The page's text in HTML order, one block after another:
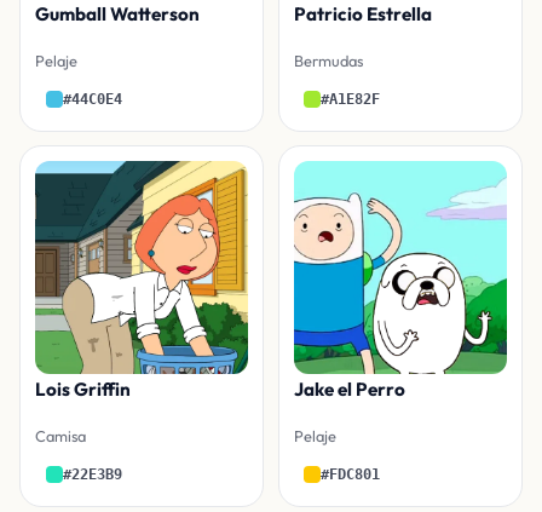
Gumball Watterson
Pelaje
#44C0E4
Patricio Estrella
Bermudas
#A1E82F
Lois Griffin
Camisa
#22E3B9
Jake el Perro
Pelaje
#FDC801